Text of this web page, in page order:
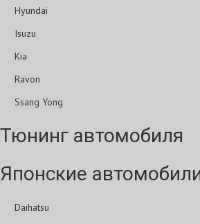
Hyundai
Isuzu
Kia
Ravon
Ssang Yong
Тюнинг автомобиля
Японские
Daihatsu